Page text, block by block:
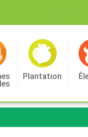
Plantation